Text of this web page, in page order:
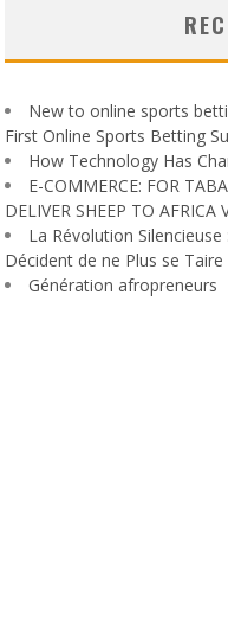
New to online sports
First Online Sports Betting
How Technology Has
E-COMMERCE: FOR
DELIVER SHEEP TO AFRICA
La Révolution
Décident de ne Plus se Taire
Génération afropreneurs